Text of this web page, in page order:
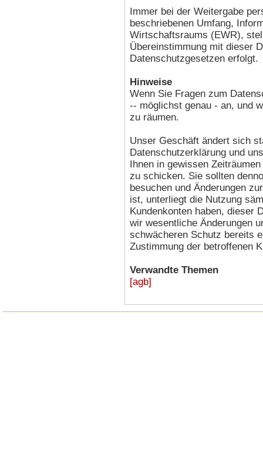
Immer bei der Weitergabe
beschriebenen Umfang,
Wirtschaftsraums (EWR),
Übereinstimmung mit dieser
Datenschutzgesetzen erfolgt.
Hinweise
Wenn Sie Fragen zum
-- möglichst genau - an, und
zu räumen.
Unser Geschäft ändert sich
Datenschutzerklärung und
Ihnen in gewissen
zu schicken. Sie sollten
besuchen und Änderungen
ist, unterliegt die Nutzung
Kundenkonten haben, dieser
wir wesentliche Änderungen
schwächeren Schutz bereits
Zustimmung der betroffenen
Verwandte Themen
[agb]